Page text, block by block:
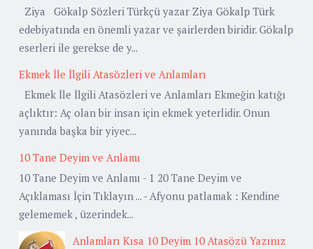
Ziya Gökalp Sözleri Türkçü yazar Ziya Gökalp Türk
edebiyatında en önemli yazar ve şairlerden biridir. Gökalp
eserleri ile gerekse de y...
Ekmek İle İlgili Atasözleri ve Anlamları
Ekmek İle İlgili Atasözleri ve Anlamları Ekmeğin katığı
açlıktır: Aç olan bir insan için ekmek yeterlidir. Onun
yanında başka bir yiyec...
10 Tane Deyim ve Anlamı
10 Tane Deyim ve Anlamı - 1 20 Tane Deyim ve
Açıklaması İçin Tıklayın ... - Afyonu patlamak : Kendine
gelememek , üzerindek...
Anlamları Kısa 10 Deyim 10 Atasözü Yazınız